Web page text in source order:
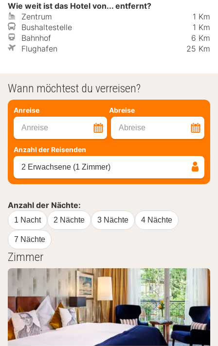
Wie weit ist das Hotel von... entfernt?
Zentrum
1 Km
Bushaltestelle
1 Km
Bahnhof
6 Km
Flughafen
25 Km
Wann möchtest du verreisen?
Anreise Abreise
Anreise Abreise
Anzahl der Reisenden
2 Erwachsene (1 Zimmer)
Anzahl der Nächte:
1 Nacht 2 Nächte 3 Nächte 4 Nächte
7 Nächte
Zimmer